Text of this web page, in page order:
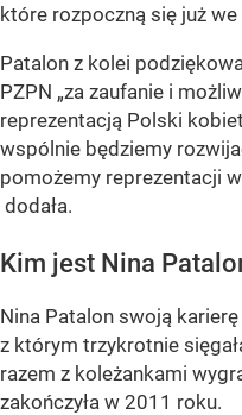
które rozpoczną się już
Patalon z kolei
PZPN „za zaufanie i
reprezentacją Polski
wspólnie będziemy
pomożemy reprezentacji
dodała.
Kim jest Nina
Nina Patalon swoją
z którym trzykrotnie
razem z koleżankami
zakończyła w 2011 roku.